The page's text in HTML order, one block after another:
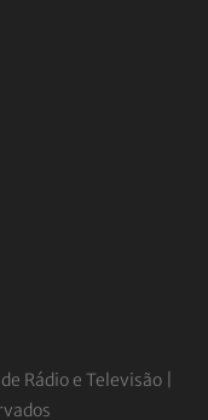
Rádio e Televisão |